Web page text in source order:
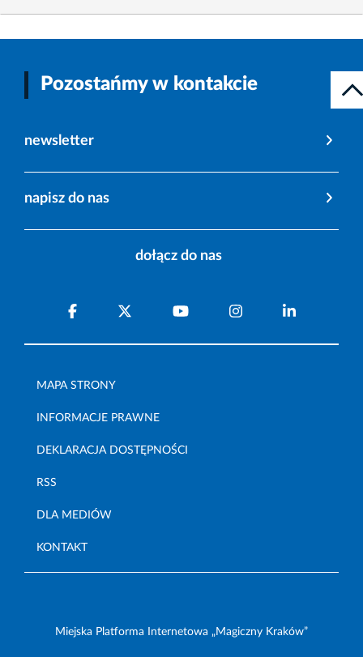
Pozostańmy w kontakcie
newsletter
napisz do nas
dołącz do nas
MAPA STRONY
INFORMACJE PRAWNE
DEKLARACJA DOSTĘPNOŚCI
RSS
DLA MEDIÓW
KONTAKT
Miejska Platforma Internetowa „Magiczny Kraków”